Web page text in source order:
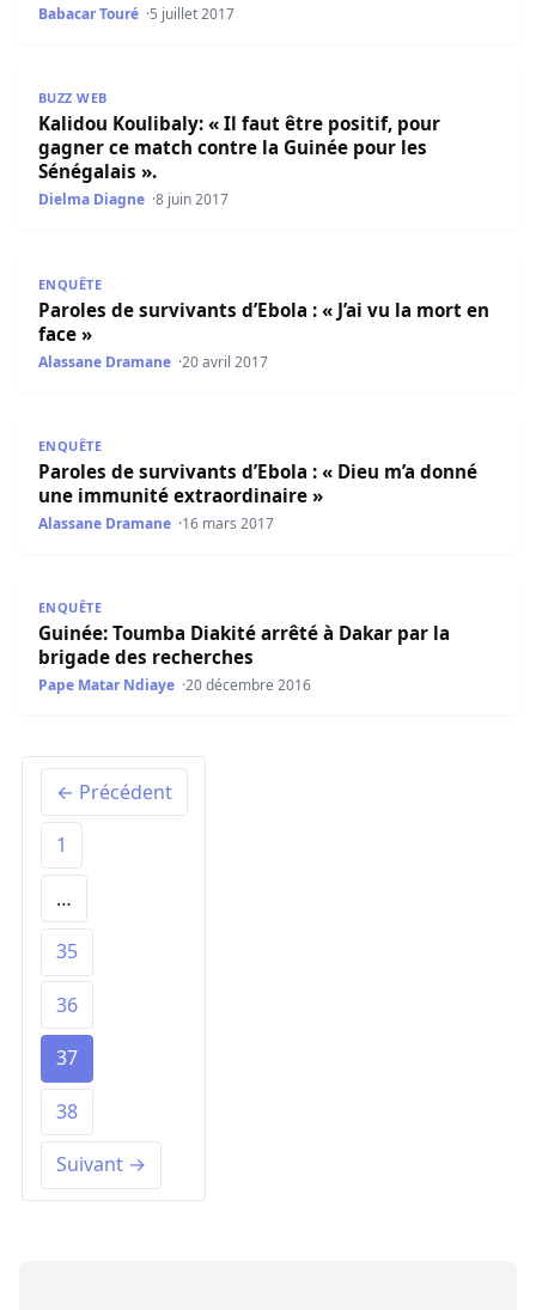
Babacar Touré 5 juillet 2017
BUZZ WEB
Kalidou Koulibaly: « Il faut être positif, pour
gagner ce match contre la Guinée pour les
Sénégalais ».
Dielma Diagne 8 juin 2017
ENQUÊTE
Paroles de survivants d’Ebola : « J’ai vu la mort en
face »
Alassane Dramane 20 avril 2017
ENQUÊTE
Paroles de survivants d’Ebola : « Dieu m’a donné
une immunité extraordinaire »
Alassane Dramane 16 mars 2017
ENQUÊTE
Guinée: Toumba Diakité arrêté à Dakar par la
brigade des recherches
Pape Matar Ndiaye 20 décembre 2016
← Précédent
1
…
35
36
37
38
Suivant →